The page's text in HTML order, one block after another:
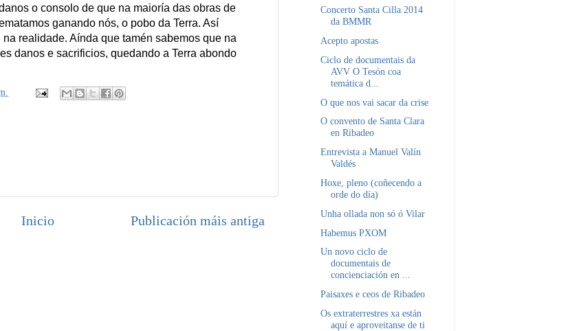
o consolo de que na maioría das obras de
ganando nós, o pobo da Terra. Así
realidade. Aínda que tamén sabemos que na
danos e sacrificios, quedando a Terra abondo
Publicación máis antiga
Inicio
Concerto Santa Cilla 2014
da BMMR
Acepto apostas
Ciclo de documentais da
AVV O Tesón coa
temática d...
O que nos vai sacar da crise
O convento de Santa Clara
en Ribadeo
Entrevista a Manuel Valín
Valdés
Hoxe, pleno (coñecendo a
orde do día)
Unha ollada non só ó Vilar
Habemus PXOM
Un novo ciclo de
documentais de
concienciación en ...
Paisaxes e ceos de Ribadeo
Os extraterrestres xa están
aquí e aproveitanse de ti